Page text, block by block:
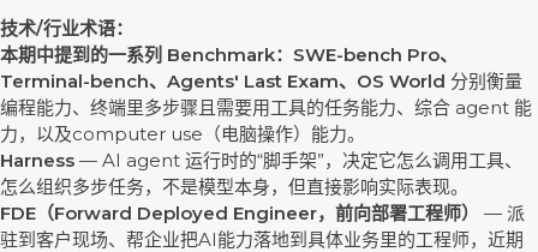
技术/行业术语：
本期中提到的一系列 Benchmark：SWE-bench Pro、
Terminal-bench、Agents' Last Exam、 OS World 分别衡量
编程能力、终端里多步骤且需要用工具的任务能力、综合 agent 能
力，以及computer use（电脑操作）能力。
Harness — AI agent 运行时的“脚手架”，决定它怎么调用工具、
怎么组织多步任务，不是模型本身，但直接影响实际表现。
FDE（Forward Deployed Engineer，前向部署工程师）
— 派
驻到客户现场、帮企业把AI能力落地到具体业务里的工程师，近期